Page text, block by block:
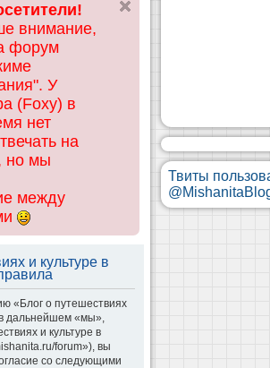
ск
внимание,
форум
У
(Foxy) в
нет
на
но мы
между
и культуре в
«Блог о путешествиях
дальнейшем «мы»,
и культуре в
forum»), вы
со следующими
Твиты